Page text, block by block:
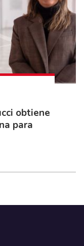
obtiene
para